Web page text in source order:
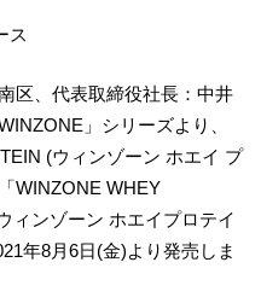
ス
区、代表取締役社長：中井
」シリーズより、
(ウィンゾーン ホエイ プ
WINZONE WHEY
ィンゾーン ホエイプロテイ
年8月6日(金)より発売しま